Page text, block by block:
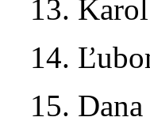
13.
14.
15.